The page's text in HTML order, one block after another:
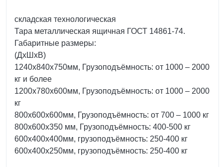
складская технологическая
Тара металлическая ящичная ГОСТ 14861-74.
Габаритные размеры:
(ДхШхВ)
1240х840х750мм, Грузоподъёмность: от 1000 – 2000
кг и более
1200х780х600мм, Грузоподъёмность: от 1000 – 2000
кг
800х600х600мм, Грузоподъёмность: от 700 – 1000 кг
800х600х350 мм, Грузоподъёмность: 400-500 кг
600х400х400мм, грузоподъёмность: 250-400 кг
600х400х250мм, грузоподъёмность: 250-400 кг